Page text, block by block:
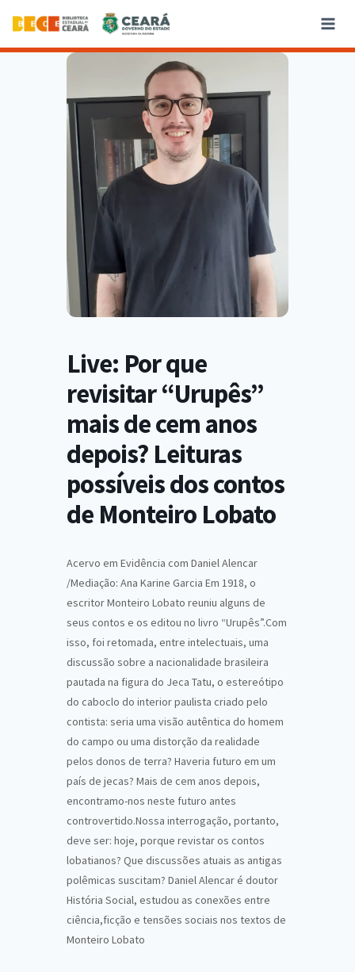
Live: Por que
revisitar “Urupês”
mais de cem anos
depois? Leituras
possíveis dos contos
de Monteiro Lobato
Acervo em Evidência com Daniel Alencar
/Mediação: Ana Karine Garcia Em 1918, o
escritor Monteiro Lobato reuniu alguns de
seus contos e os editou no livro “Urupês”.Com
isso, foi retomada, entre intelectuais, uma
discussão sobre a nacionalidade brasileira
pautada na figura do Jeca Tatu, o estereótipo
do caboclo do interior paulista criado pelo
contista: seria uma visão autêntica do homem
do campo ou uma distorção da realidade
pelos donos de terra? Haveria futuro em um
país de jecas? Mais de cem anos depois,
encontramo-nos neste futuro antes
controvertido.Nossa interrogação, portanto,
deve ser: hoje, porque revistar os contos
lobatianos? Que discussões atuais as antigas
polêmicas suscitam? Daniel Alencar é doutor
História Social, estudou as conexões entre
ciência,ficção e tensões sociais nos textos de
Monteiro Lobato